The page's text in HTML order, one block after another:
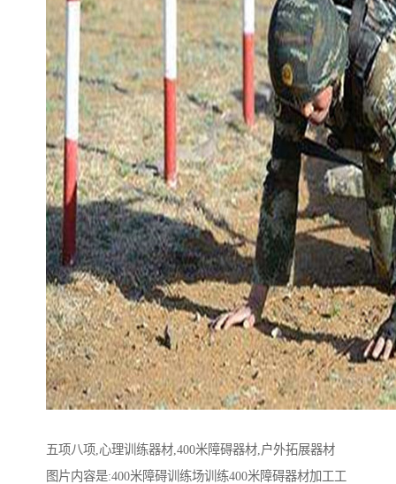
五项八项,心理训练器材,400米障碍器材,户外拓展器材
图片内容是:400米障碍训练场训练400米障碍器材加工工